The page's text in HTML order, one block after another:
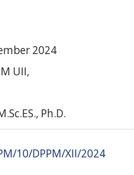
2024
UII,
Ph.D.
10/DPPM/XII/2024